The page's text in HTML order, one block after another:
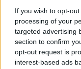
If you wish to opt-
processing of your
targeted advertising
section to confirm
opt-out request is
interest-based ads
O&O ShutUp10++
qué funciones de
y tú decides
demasiado lejos.
decides cómo